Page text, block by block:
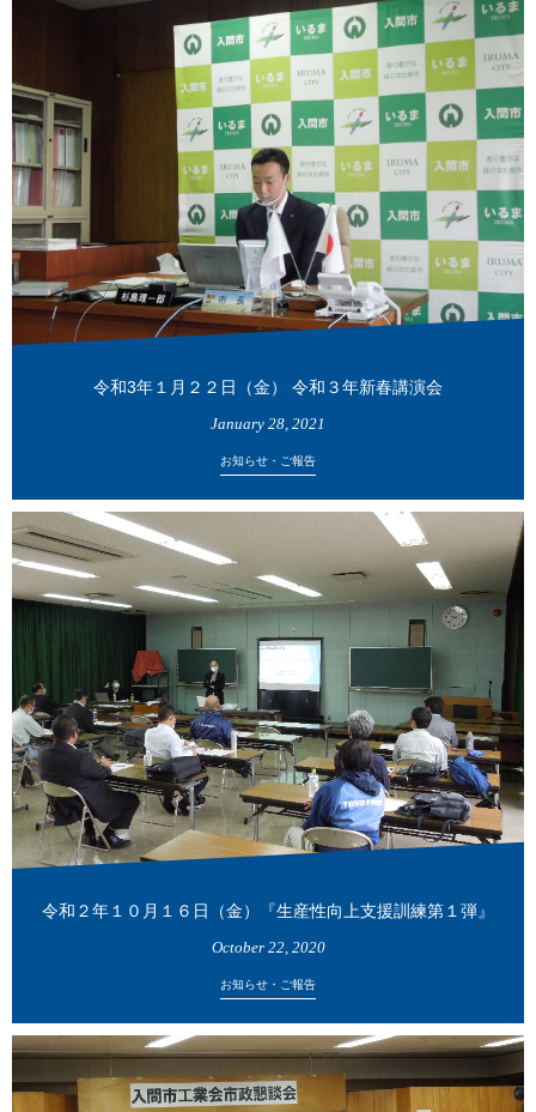
令和3年１月２２日（金） 令和３年新春講演会
January 28 2021
お知らせ・ご報告
令和２年１０月１６日（金）『生産性向上支援訓練第１弾』
October 22, 2020
お知らせ・ご報告